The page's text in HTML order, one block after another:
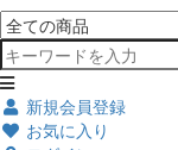
新規会員登録
お気に入り